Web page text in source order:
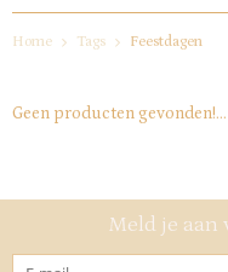
Home Tags Feestdagen
Geen producten gevonden!...
Meld je aan